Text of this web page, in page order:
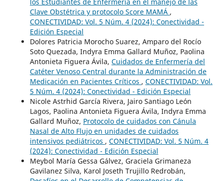
Clave Obstétrica y protocolo Score MAMÁ ,
CONECTIVIDAD: Vol. 5 Núm. 4 (2024): Conectividad -
Edición Especial
Dolores Patricia Morocho Suarez, Amparo del Rocío
Soto Quezada, Indyra Emma Gallard Muñoz, Paolina
Antonieta Figuera Ávila, Cuidados de Enfermería del
Catéter Venoso Central durante la Administración de
Medicación en Pacientes Críticos , CONECTIVIDAD: Vol.
5 Núm. 4 (2024): Conectividad - Edición Especial
Nicole Astrhid García Rivera, Jairo Santiago León
Lagos, Paolina Antonieta Figuera Ávila, Indyra Emma
Gallard Muñoz, Protocolo de cuidados con Cánula
Nasal de Alto Flujo en unidades de cuidados
intensivos pediátricos , CONECTIVIDAD: Vol. 5 Núm. 4
(2024): Conectividad - Edición Especial
Meybol María Gessa Gálvez, Graciela Grimaneza
Gavilanez Silva, Karol Joseth Trujillo Redrobán,